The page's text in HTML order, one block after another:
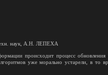
наук, А.Н. ЛЕПЕХА
происходит процесс обновления
уже морально устарели, в то